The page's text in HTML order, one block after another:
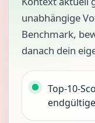
unabhängige
Benchmark,
danach dein
Top-10-